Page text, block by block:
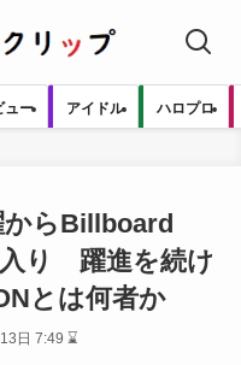
ュー アイドル ハロプロ
からBillboard
り 躍進を続け
とは何者か
日 7:49 ⌛